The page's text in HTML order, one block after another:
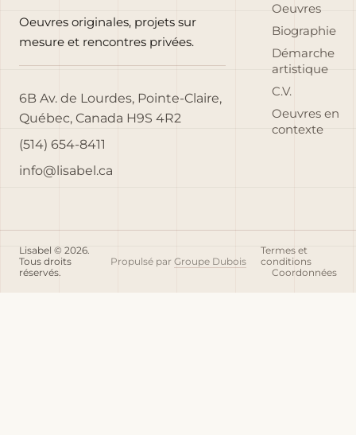
Oeuvres originales, projets sur
mesure et rencontres privées.
6B Av. de Lourdes, Pointe-Claire,
Québec, Canada H9S 4R2
(514) 654-8411
info@lisabel.ca
Oeuvres
Biographie
Démarche
artistique
C.V.
Oeuvres en
contexte
Lisabel © 2026.
Tous droits
réservés.
Propulsé par Groupe Dubois
Termes et
conditions
Coordonnées